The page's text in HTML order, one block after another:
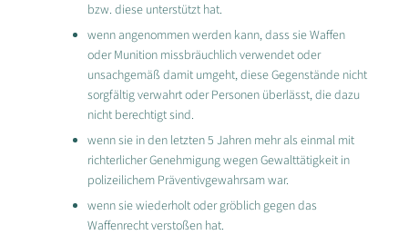
bzw. diese unterstützt hat.
wenn angenommen werden kann, dass sie Waffen
oder Munition missbräuchlich verwendet oder
unsachgemäß damit umgeht, diese Gegenstände nicht
sorgfältig verwahrt oder Personen überlässt, die dazu
nicht berechtigt sind.
wenn sie in den letzten 5 Jahren mehr als einmal mit
richterlicher Genehmigung wegen Gewalttätigkeit in
polizeilichem Präventivgewahrsam war.
wenn sie wiederholt oder gröblich gegen das
Waffenrecht verstoßen hat.